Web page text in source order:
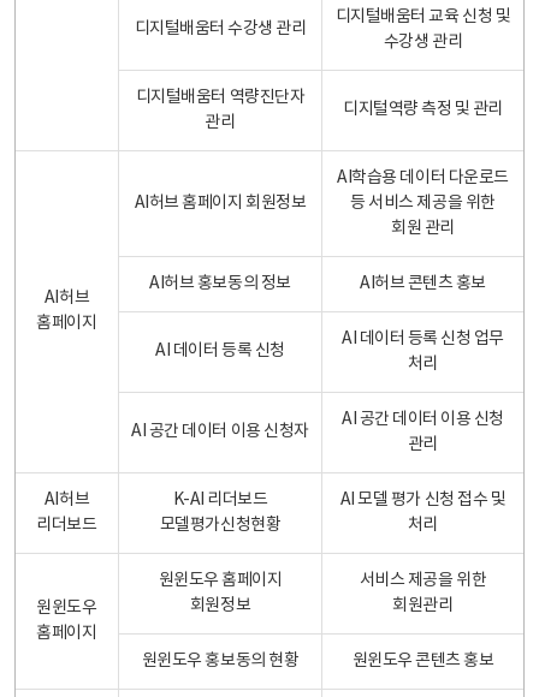
디지털배움터 수강생 관리
디지털배움터 교육 신청 및
수강생 관리
디지털배움터 역량진단자
관리
디지털역량 측정 및 관리
AI허브
홈페이지
AI허브 홈페이지 회원정보
AI학습용 데이터 다운로드
등 서비스 제공을 위한
회원 관리
AI허브 홍보동의 정보 AI허브 콘텐츠 홍보
AI 데이터 등록 신청
AI 데이터 등록 신청 업무
처리
AI 공간 데이터 이용 신청자
AI 공간 데이터 이용 신청
관리
AI허브
리더보드
K-AI 리더보드
모델평가신청현황
AI 모델 평가 신청 접수 및
처리
원윈도우
홈페이지
원윈도우 홈페이지
회원정보
서비스 제공을 위한
회원관리
원윈도우 홍보동의 현황 원윈도우 콘텐츠 홍보